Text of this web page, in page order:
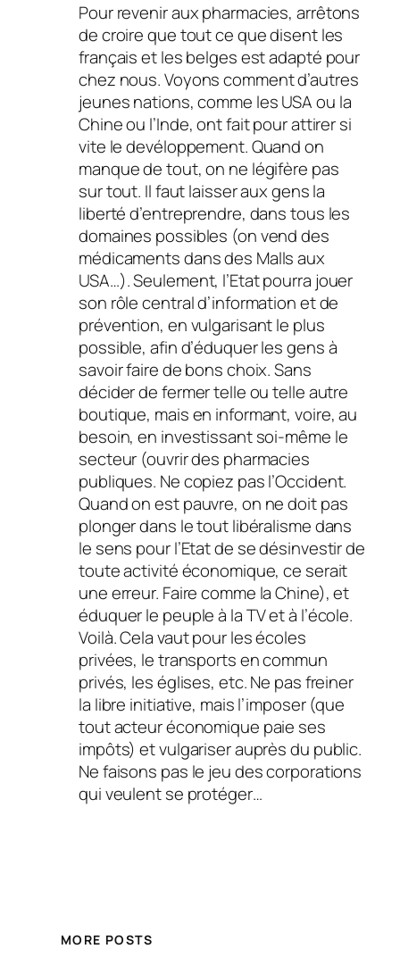
Pour revenir aux pharmacies, arrêtons
de croire que tout ce que disent les
français et les belges est adapté pour
chez nous. Voyons comment d’autres
jeunes nations, comme les USA ou la
Chine ou l’Inde, ont fait pour attirer si
vite le devéloppement. Quand on
manque de tout, on ne légifère pas
sur tout. Il faut laisser aux gens la
liberté d’entreprendre, dans tous les
domaines possibles (on vend des
médicaments dans des Malls aux
USA…). Seulement, l’Etat pourra jouer
son rôle central d’information et de
prévention, en vulgarisant le plus
possible, afin d’éduquer les gens à
savoir faire de bons choix. Sans
décider de fermer telle ou telle autre
boutique, mais en informant, voire, au
besoin, en investissant soi-même le
secteur (ouvrir des pharmacies
publiques. Ne copiez pas l’Occident.
Quand on est pauvre, on ne doit pas
plonger dans le tout libéralisme dans
le sens pour l’Etat de se désinvestir de
toute activité économique, ce serait
une erreur. Faire comme la Chine), et
éduquer le peuple à la TV et à l’école.
Voilà. Cela vaut pour les écoles
privées, le transports en commun
privés, les églises, etc. Ne pas freiner
la libre initiative, mais l’imposer (que
tout acteur économique paie ses
impôts) et vulgariser auprès du public.
Ne faisons pas le jeu des corporations
qui veulent se protéger…
MORE POSTS